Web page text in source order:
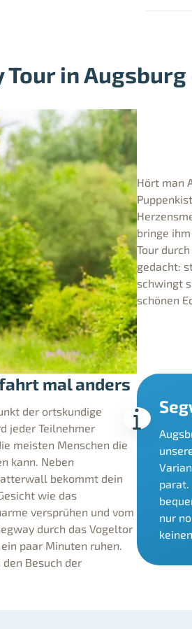
in Augsburg
Hört man
bringe
Tour
gedacht:
schwingt
schönen
mal anders
der ortskundige
jeder Teilnehmer
meisten Menschen die
kann. Neben
bekommt dein
wie das
versprühen und vom
durch das Vogeltor
paar Minuten ruhen.
Besuch der
parat.
nur